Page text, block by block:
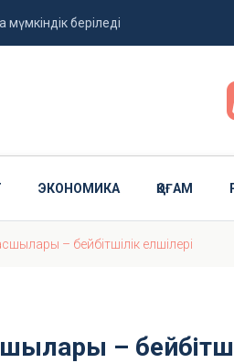
мүмкіндік беріледі
бас бапкері болып
ЭКОНОМИКА ҚОҒАМ
– бейбітшілік елшілері
–